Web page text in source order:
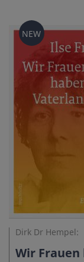
NEW
Dirk Dr Hempel:
Wir